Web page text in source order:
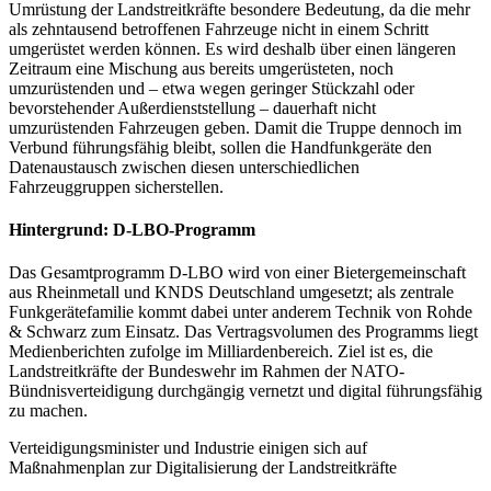
Umrüstung der Landstreitkräfte besondere Bedeutung, da die mehr
als zehntausend betroffenen Fahrzeuge nicht in einem Schritt
umgerüstet werden können. Es wird deshalb über einen längeren
Zeitraum eine Mischung aus bereits umgerüsteten, noch
umzurüstenden und – etwa wegen geringer Stückzahl oder
bevorstehender Außerdienststellung – dauerhaft nicht
umzurüstenden Fahrzeugen geben. Damit die Truppe dennoch im
Verbund führungsfähig bleibt, sollen die Handfunkgeräte den
Datenaustausch zwischen diesen unterschiedlichen
Fahrzeuggruppen sicherstellen.
Hintergrund: D-LBO-Programm
Das Gesamtprogramm D-LBO wird von einer Bietergemeinschaft
aus Rheinmetall und KNDS Deutschland umgesetzt; als zentrale
Funkgerätefamilie kommt dabei unter anderem Technik von Rohde
& Schwarz zum Einsatz. Das Vertragsvolumen des Programms liegt
Medienberichten zufolge im Milliardenbereich. Ziel ist es, die
Landstreitkräfte der Bundeswehr im Rahmen der NATO-
Bündnisverteidigung durchgängig vernetzt und digital führungsfähig
zu machen.
Verteidigungsminister und Industrie einigen sich auf
Maßnahmenplan zur Digitalisierung der Landstreitkräfte